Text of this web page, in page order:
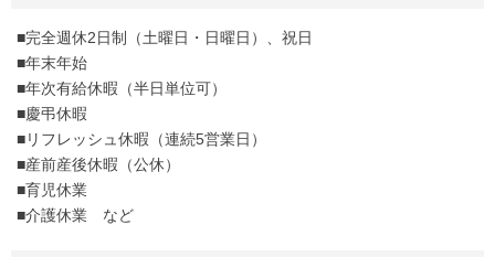
■完全週休2日制（土曜日・日曜日）、祝日
■年末年始
■年次有給休暇（半日単位可）
■慶弔休暇
■リフレッシュ休暇（連続5営業日）
■産前産後休暇（公休）
■育児休業
■介護休業 など